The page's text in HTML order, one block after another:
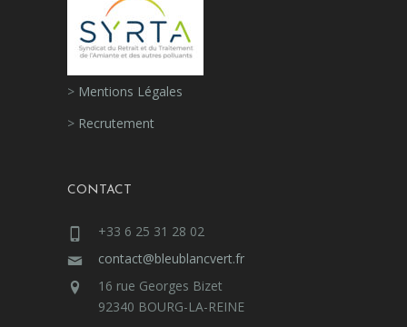
> Mentions Légales
> Recrutement
CONTACT
+33 6 25 31 28 02
contact@bleublancvert.fr
16 rue Georges Bizet
92340 BOURG-LA-REINE